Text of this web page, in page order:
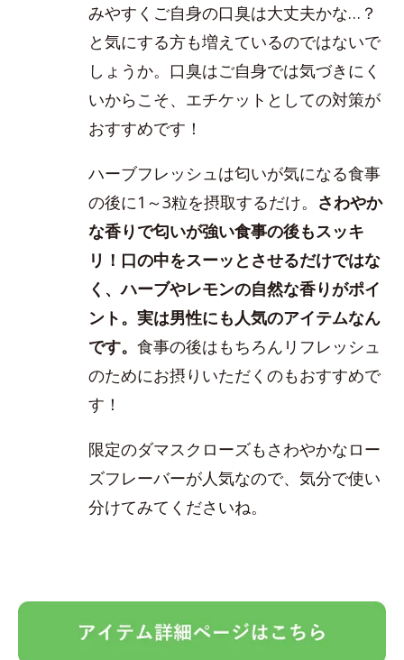
みやすくご自身の口臭は大丈夫かな…？
と気にする方も増えているのではないで
しょうか。口臭はご自身では気づきにく
いからこそ、エチケットとしての対策が
おすすめです！
ハーブフレッシュは匂いが気になる食事
の後に1～3粒を摂取するだけ。 さわやか
な香りで匂いが強い食事の後もスッキ
リ！口の中をスーッとさせるだけではな
く、ハーブやレモンの自然な香りがポイ
ント。実は男性にも人気のアイテムなん
です。食事の後はもちろんリフレッシュ
のためにお摂りいただくのもおすすめで
す！
限定のダマスクローズもさわやかなロー
ズフレーバーが人気なので、気分で使い
分けてみてくださいね。